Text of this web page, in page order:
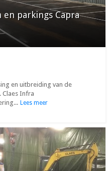
parkings Capra
en uitbreiding van de
Claes Infra
Lees meer